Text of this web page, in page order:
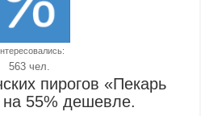
563 чел.
пирогов «Пекарь
на 55% дешевле.